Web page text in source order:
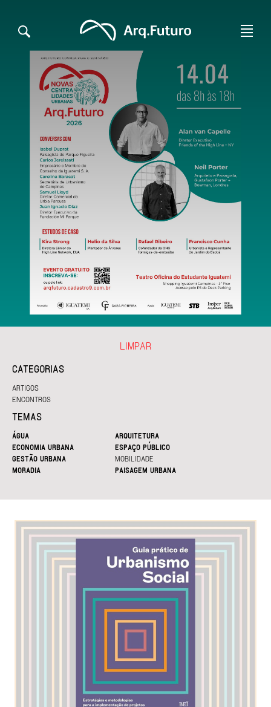
CATEGORIAS
ARTIGOS
ENCONTROS
TEMAS
ÁGUA
ARQUITETURA
ECONOMIA URBANA
ESPAÇO PÚBLICO
GESTÃO URBANA
MOBILIDADE
MORADIA
PAISAGEM URBANA
LIMPAR